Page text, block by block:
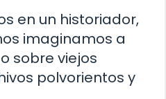
en un historiador,
imaginamos a
sobre viejos
polvorientos y